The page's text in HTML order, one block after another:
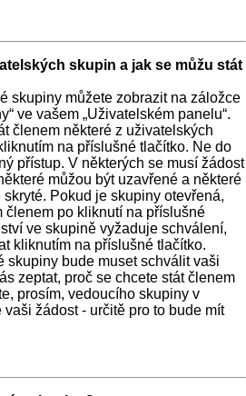
skupin a jak se můžu stát
skupiny můžete zobrazit na záložce
ve vašem „Uživatelském panelu“.
členem některé z uživatelských
na příslušné tlačítko. Ne do
přístup. V některých se musí žádost
můžou být uzavřené a některé
Pokud je skupiny otevřená,
členem po kliknutí na příslušné
ve skupině vyžaduje schválení,
kliknutím na příslušné tlačítko.
skupiny bude muset schválit vaši
zeptat, proč se chcete stát členem
prosím, vedoucího skupiny v
vaši žádost - určitě pro to bude mít